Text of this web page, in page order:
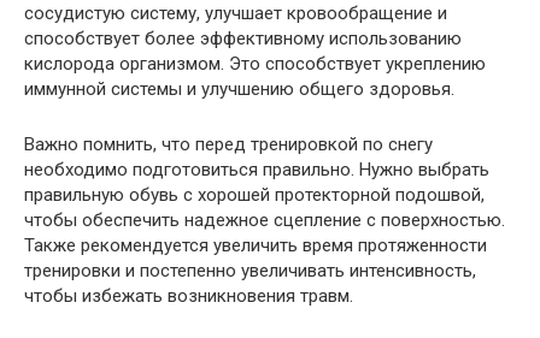
сосудистую систему, улучшает кровообращение и
способствует более эффективному использованию
кислорода организмом. Это способствует укреплению
иммунной системы и улучшению общего здоровья.
Важно помнить, что перед тренировкой по снегу
необходимо подготовиться правильно. Нужно выбрать
правильную обувь с хорошей протекторной подошвой,
чтобы обеспечить надежное сцепление с поверхностью.
Также рекомендуется увеличить время протяженности
тренировки и постепенно увеличивать интенсивность,
чтобы избежать возникновения травм.